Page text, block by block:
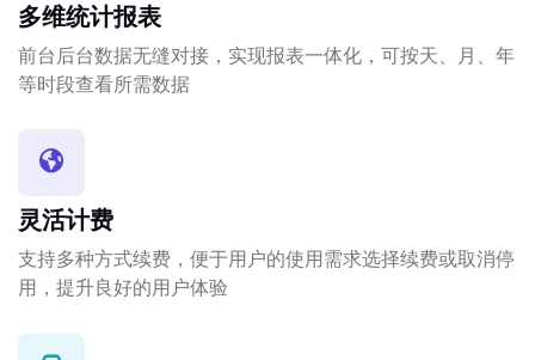
多维统计报表
前台后台数据无缝对接，实现报表一体化，可按天、月、年
等时段查看所需数据
灵活计费
支持多种方式续费，便于用户的使用需求选择续费或取消停
用，提升良好的用户体验